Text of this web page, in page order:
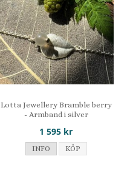
Lotta Jewellery Bramble berry
- Armband i silver
1 595 kr
INFO KÖP